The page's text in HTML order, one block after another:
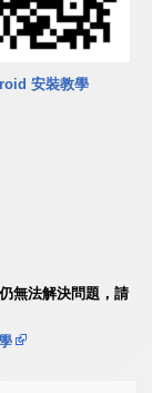
安裝教學
無法解決問題，請